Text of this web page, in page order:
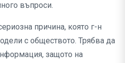
въпроси.
причина, която г-н
с обществото. Трябва да
защото на